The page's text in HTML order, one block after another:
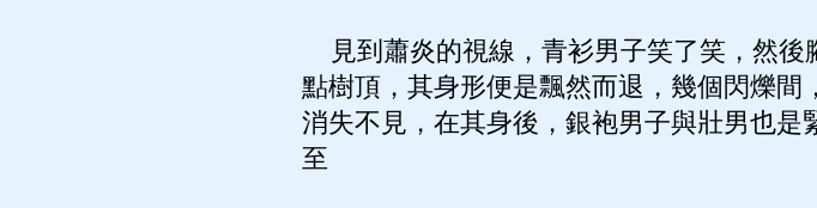
見到蕭炎的視線，青衫男子笑了笑，然後
點樹頂，其身形便是飄然而退，幾個閃爍間
消失不見，在其身後，銀袍男子與壯男也是
至